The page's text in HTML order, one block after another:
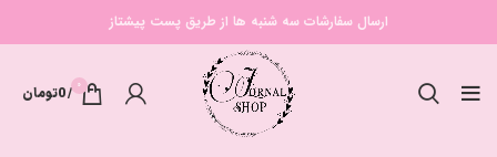
ارسال سفارشات سه شنبه ها از طریق پست پیشتاز
0
/
0تومان